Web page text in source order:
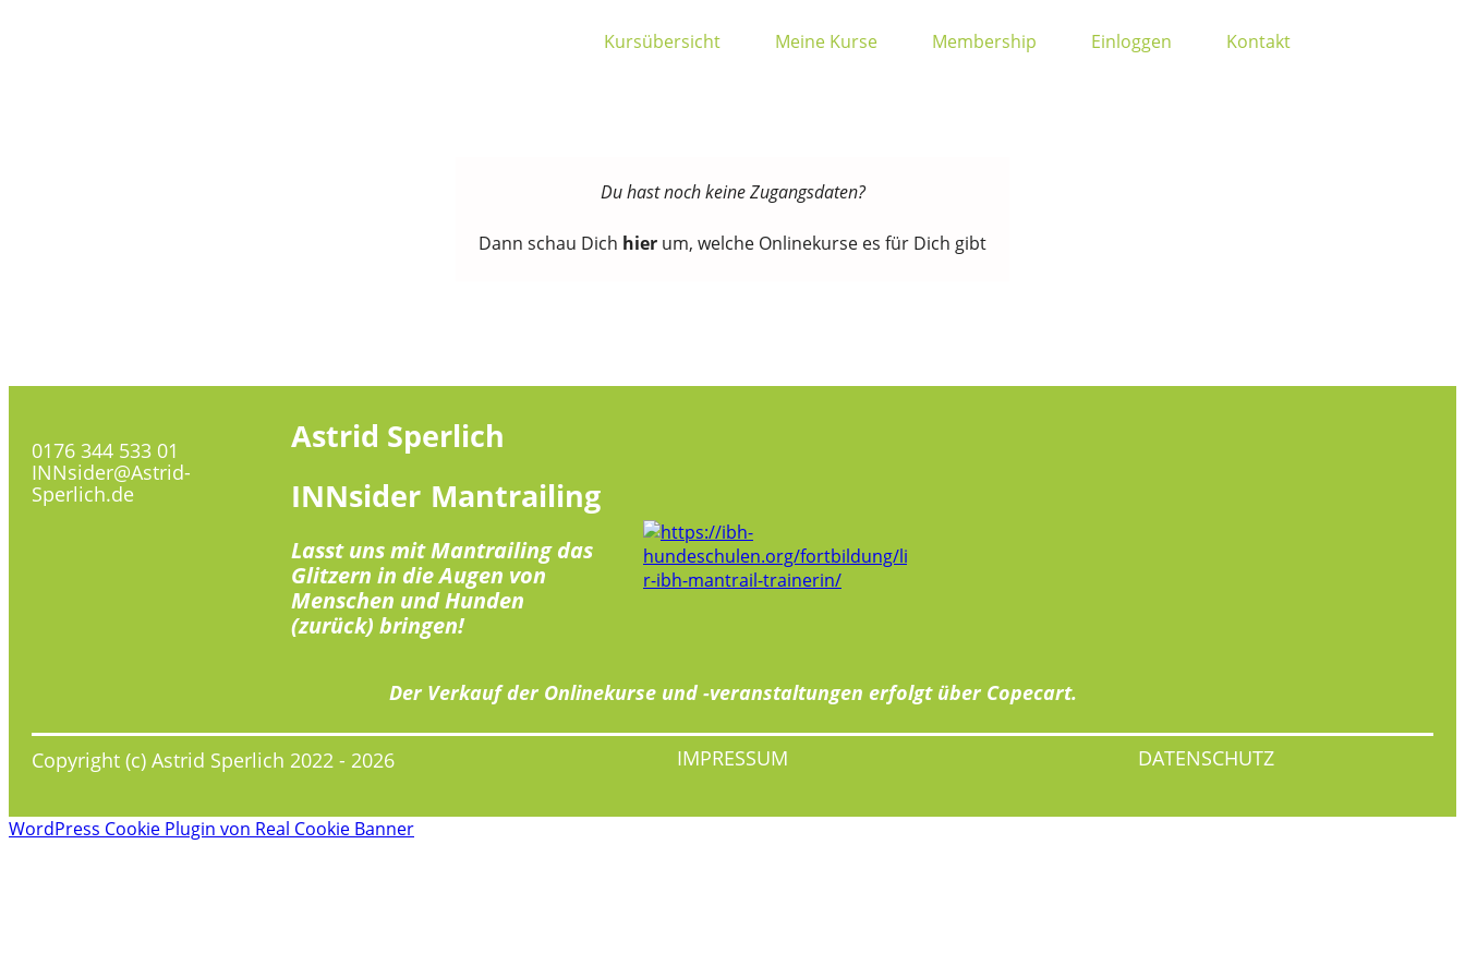
Kursübersicht Meine Kurse Membership Einloggen Kontakt
Du hast noch keine Zugangsdaten?
Dann schau Dich hier um, welche Onlinekurse es für Dich gibt
0176 344 533 01
INNsider@Astrid-
Sperlich.de
Astrid Sperlich
INNsider Mantrailing
Lasst uns mit Mantrailing das
Glitzern in die Augen von
Menschen und Hunden
(zurück) bringen!
Der Verkauf der Onlinekurse und -veranstaltungen erfolgt über Copecart.
Copyright (c) Astrid Sperlich 2022 - 2026 IMPRESSUM DATENSCHUTZ
WordPress Cookie Plugin von Real Cookie Banner